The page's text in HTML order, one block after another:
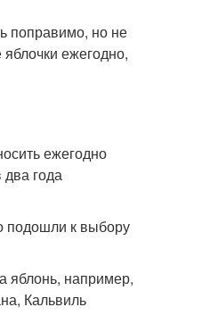
поправимо, но не
ежегодно,
ежегодно
года
подошли к выбору
яблонь, например,
Кальвиль